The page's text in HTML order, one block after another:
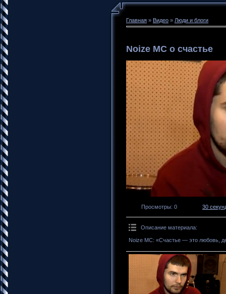
Главная » Видео » Люди и блоги
Noize MC о счастье
Просмотры: 0 30
Описание материала:
Noize MC: «Счастье — это любовь,